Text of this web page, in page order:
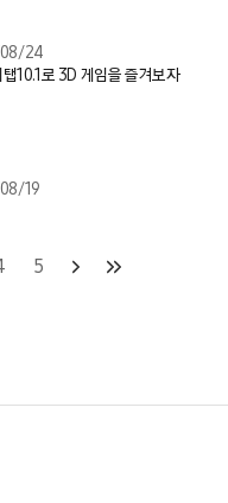
24
10.1로 3D 게임을 즐겨보자
19
5